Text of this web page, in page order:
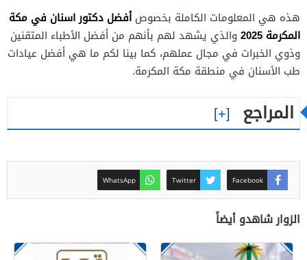
هذه هي المعلومات الكاملة بخصوصأفضل دكتور اسنان في مكة
المكرمة 2025
والذي يشهد لهم بأنهم من أفضل الأطباء المتقنين
وذوي الخبرات في مجال عملهم، كما بينا لكم ما هي أفضل عيادات
طب الأسنان في منطقة مكة المكرمة.
المراجع
Facebook
Twitter
WhatsApp
الزوار شاهدو أيضاً